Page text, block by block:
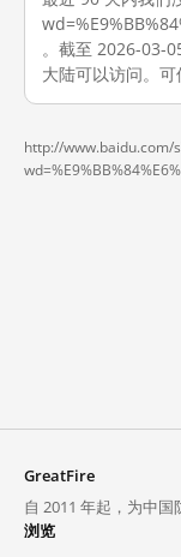
。截至 2026-03-
大陆可以访问。可
http://www.baidu.com/
GreatFire
自 2011 年起，为中国
浏览